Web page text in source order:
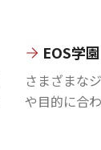
EOS学園
さまざまな
や目的に合